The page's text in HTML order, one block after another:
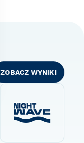
ZOBACZ WYNIKI